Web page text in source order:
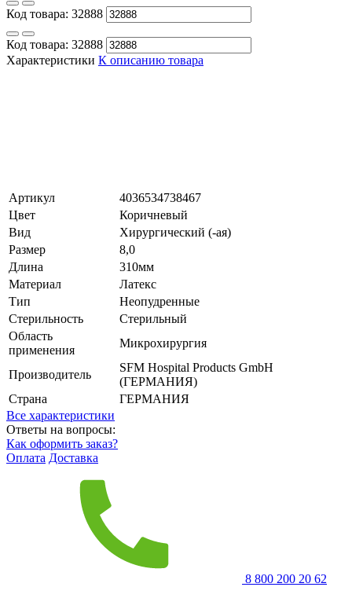
Код товара: 32888
Код товара: 32888
Характеристики К описанию товара
Артикул
4036534738467
Цвет
Коричневый
Вид
Хирургический (-ая)
Размер
8,0
Длина
310мм
Материал
Латекс
Тип
Неопудренные
Стерильность
Стерильный
Область
применения
Микрохирургия
Производитель
SFM Hospital Products GmbH
(ГЕРМАНИЯ)
Страна
ГЕРМАНИЯ
Все характеристики
Ответы на вопросы:
Как оформить заказ?
Оплата Доставка
8 800 200 20 62